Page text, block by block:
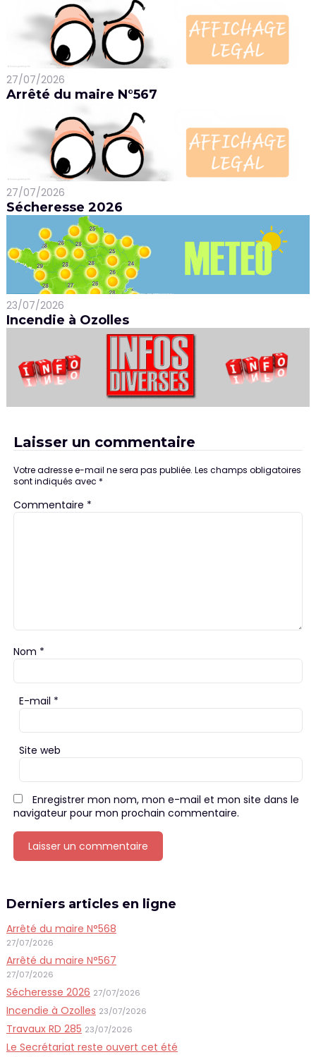
27/07/2026
Arrêté du maire N°567
27/07/2026
Sécheresse 2026
23/07/2026
Incendie à Ozolles
Laisser un commentaire
Votre adresse e-mail ne sera pas publiée. Les champs obligatoires
sont indiqués avec *
Commentaire *
Nom *
E-mail *
Site web
Enregistrer mon nom, mon e-mail et mon site dans le
navigateur pour mon prochain commentaire.
Derniers articles en ligne
Arrêté du maire N°568
27/07/2026
Arrêté du maire N°567
27/07/2026
Sécheresse 2026 27/07/2026
Incendie à Ozolles 23/07/2026
Travaux RD 285 23/07/2026
Le Secrétariat reste ouvert cet été